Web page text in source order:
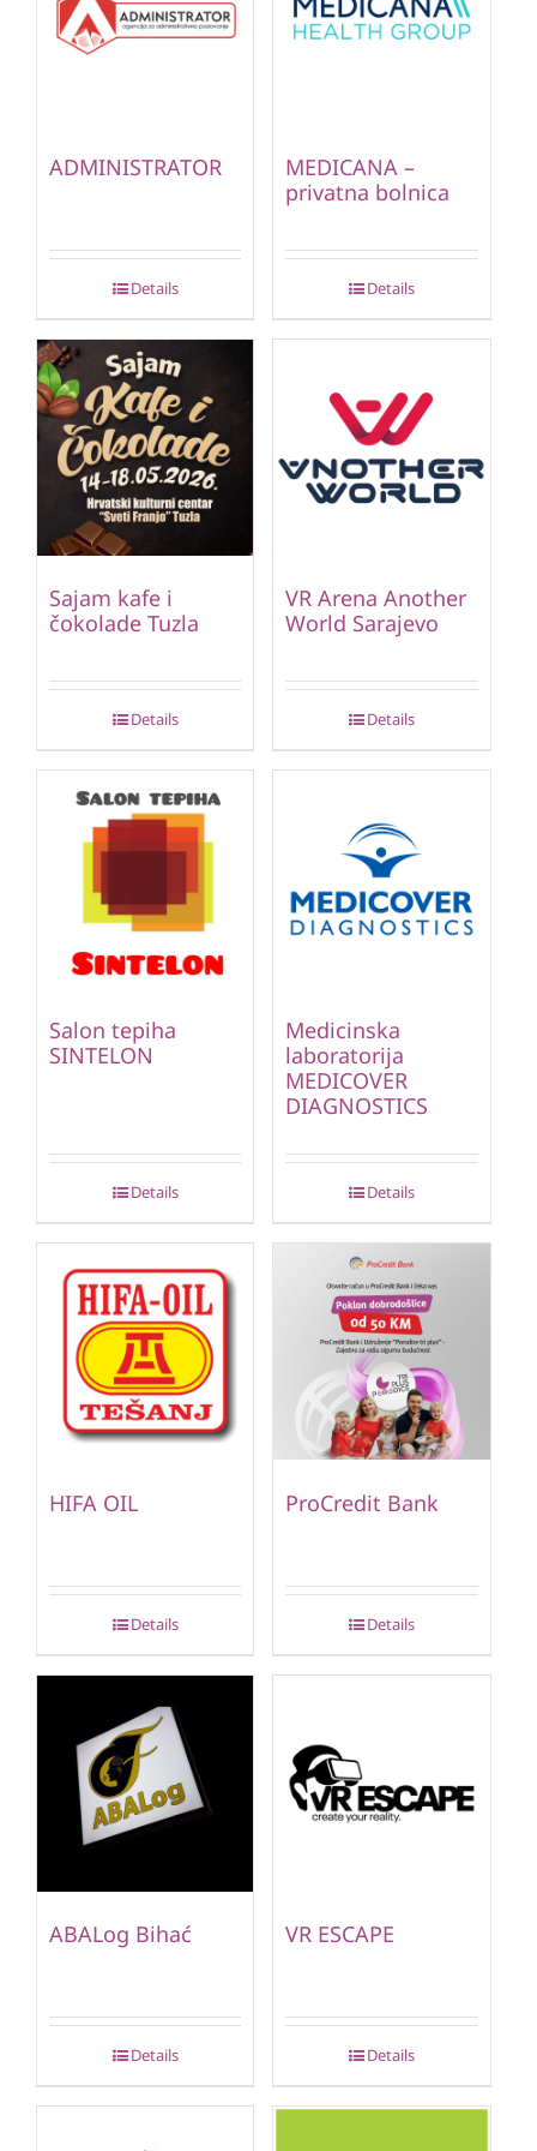
ADMINISTRATOR
Details
MEDICANA –
privatna bolnica
Details
Sajam kafe i
čokolade Tuzla
Details
VR Arena Another
World Sarajevo
Details
Salon tepiha
SINTELON
Details
Medicinska
laboratorija
MEDICOVER
DIAGNOSTICS
Details
HIFA OIL
Details
ProCredit Bank
Details
ABALog Bihać
Details
VR ESCAPE
Details